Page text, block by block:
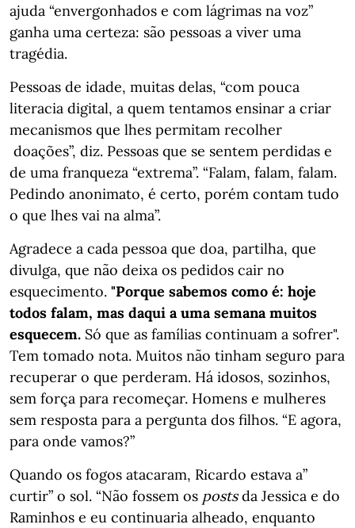
ajuda “envergonhados e com lágrimas na voz”
ganha uma certeza: são pessoas a viver uma
tragédia.
Pessoas de idade, muitas delas, “com pouca
literacia digital, a quem tentamos ensinar a criar
mecanismos que lhes permitam recolher
doações”, diz. Pessoas que se sentem perdidas e
de uma franqueza “extrema”. “Falam, falam, falam.
Pedindo anonimato, é certo, porém contam tudo
o que lhes vai na alma”.
Agradece a cada pessoa que doa, partilha, que
divulga, que não deixa os pedidos cair no
esquecimento. "Porque sabemos como é: hoje
todos falam, mas daqui a uma semana muitos
esquecem. Só que as famílias continuam a sofrer".
Tem tomado nota. Muitos não tinham seguro para
recuperar o que perderam. Há idosos, sozinhos,
sem força para recomeçar. Homens e mulheres
sem resposta para a pergunta dos filhos. “E agora,
para onde vamos?”
Quando os fogos atacaram, Ricardo estava a”
curtir” o sol. “Não fossem os postsda Jessica e do
Raminhos e eu continuaria alheado, enquanto